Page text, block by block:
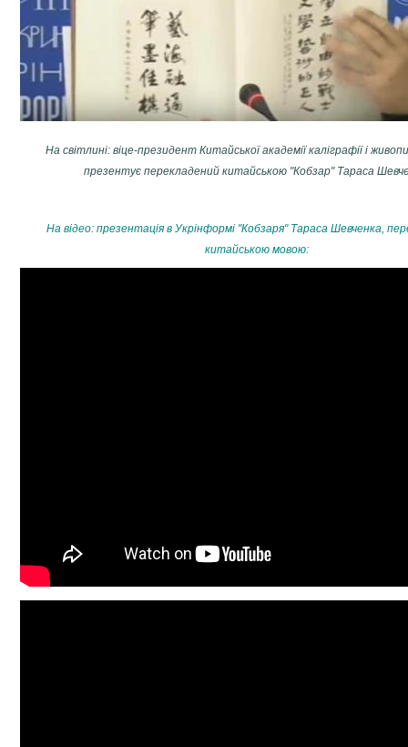
На світлині: віце-президент Китайської академії каліграфії і
презентує перекладений китайською "Кобзар" Тараса
На відео: презентація в Укрінформі "Кобзаря" Тараса Шевченка,
китайською мовою: